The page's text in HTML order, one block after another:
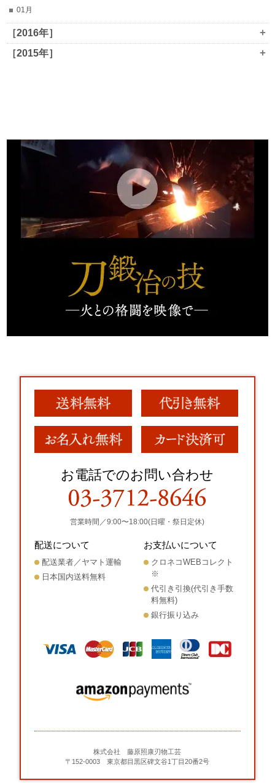
01月
［2016年］ +
［2015年］ +
お電話でのお問い合わせ
営業時間／9:00〜18:00(日曜・祭日定休)
配送について
配送業者／ヤマト運輸
日本国内送料無料
お支払いについて
クロネコWEBコレクト
※
代引き引換(代引き手数
料無料)
銀行振り込み
株式会社 藤原照康刃物工芸
〒152-0003 東京都目黒区碑文谷1丁目20番2号